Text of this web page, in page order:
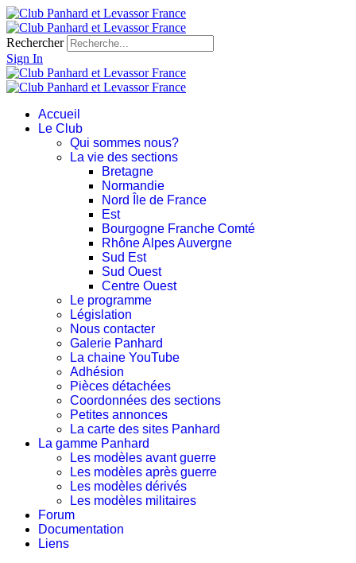
Rechercher
Sign In
Accueil
Le Club
Qui sommes nous?
La vie des sections
Bretagne
Normandie
Nord Île de France
Est
Bourgogne Franche Comté
Rhône Alpes Auvergne
Sud Est
Sud Ouest
Centre Ouest
Le programme
Législation
Nous contacter
Galerie Panhard
La chaine YouTube
Adhésion
Pièces détachées
Coordonnées des sections
Petites annonces
La carte des sites Panhard
La gamme Panhard
Les modèles avant guerre
Les modèles après guerre
Les modèles dérivés
Les modèles militaires
Forum
Documentation
Liens